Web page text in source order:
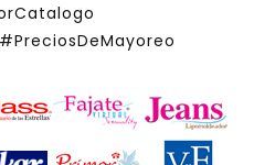
#PreciosDeMayoreo